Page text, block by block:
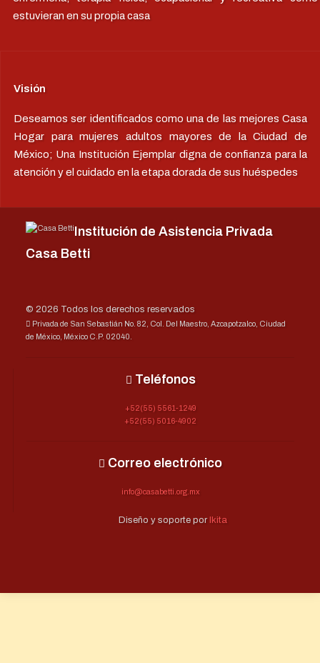
estuvieran en su propia casa
Visión
Deseamos ser identificados como una de las mejores Casa
Hogar para mujeres adultos mayores de la Ciudad de
México; Una Institución Ejemplar digna de confianza para la
atención y el cuidado en la etapa dorada de sus huéspedes
Institución de Asistencia Privada
Casa Betti
© 2026 Todos los derechos reservados
Privada de San Sebastián No. 82, Col. Del Maestro, Azcapotzalco, Ciudad
de México, México C.P. 02040.
Teléfonos
+52(55) 5561-1249
+52(55) 5016-4902
Correo electrónico
info@casabetti.org.mx
Diseño y soporte por Ikita